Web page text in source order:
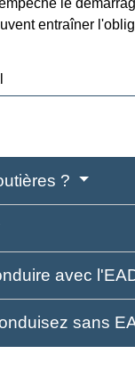
entraîner
?
avec
sans